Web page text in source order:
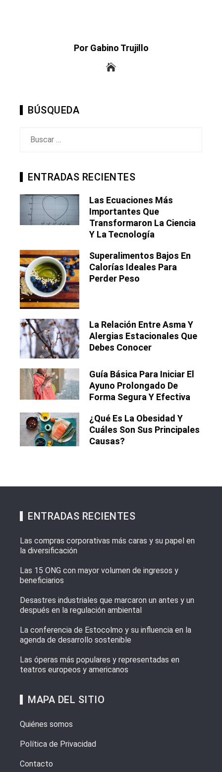
Por Gabino Trujillo
BÚSQUEDA
ENTRADAS RECIENTES
Las Ecuaciones Más
Importantes Que
Transformaron La Ciencia
Y La Tecnología
Superalimentos Bajos En
Calorías Ideales Para
Perder Peso
La Relación Entre Asma Y
Alergias Estacionales Que
Debes Conocer
Guía Básica Para Iniciar El
Ayuno Prolongado De
Forma Segura Y Efectiva
¿Qué Es La Obesidad Y
Cuáles Son Sus Principales
Causas?
ENTRADAS RECIENTES
Las compras corporativas más caras y su papel en
la diversificación
Las 15 ONG con mayor volumen de ingresos y
beneficiarios
Desastres industriales que marcaron un antes y un
después en la regulación ambiental
La conferencia de Estocolmo y su influencia en la
agenda de desarrollo sostenible
Las óperas más populares y representadas en
teatros europeos y americanos
MAPA DEL SITIO
Quiénes somos
Política de Privacidad
Contacto